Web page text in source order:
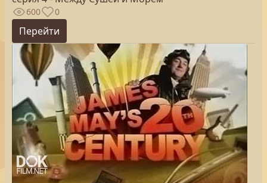
600 0
Перейти